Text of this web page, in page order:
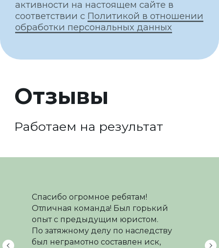
Спасибо огромное ребятам!
Отличная команда! Был горький
опыт с предыдущим юристом.
По затяжному делу по наследству
был неграмотно составлен иск,